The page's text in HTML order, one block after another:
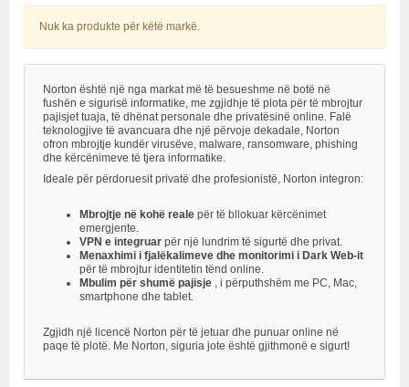
Nuk ka produkte për këtë markë.
Norton është një nga markat më të besueshme në botë në
fushën e sigurisë informatike, me zgjidhje të plota për të mbrojtur
pajisjet tuaja, të dhënat personale dhe privatësinë online. Falë
teknologjive të avancuara dhe një përvoje dekadale, Norton
ofron mbrojtje kundër virusëve, malware, ransomware, phishing
dhe kërcënimeve të tjera informatike.
Ideale për përdoruesit privatë dhe profesionistë, Norton integron:
Mbrojtje në kohë reale për të bllokuar kërcënimet
emergjente.
VPN e integruar për një lundrim të sigurtë dhe privat.
Menaxhimi i fjalëkalimeve dhe monitorimi i Dark Web-it
për të mbrojtur identitetin tënd online.
Mbulim për shumë pajisje , i përputhshëm me PC, Mac,
smartphone dhe tablet.
Zgjidh një licencë Norton për të jetuar dhe punuar online në
paqe të plotë. Me Norton, siguria jote është gjithmonë e sigurt!